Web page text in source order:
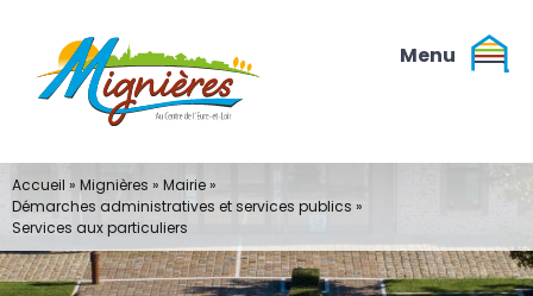
contenu
Accueil » Mignières » Mairie»
Démarches administratives et services publics »
Services aux particuliers